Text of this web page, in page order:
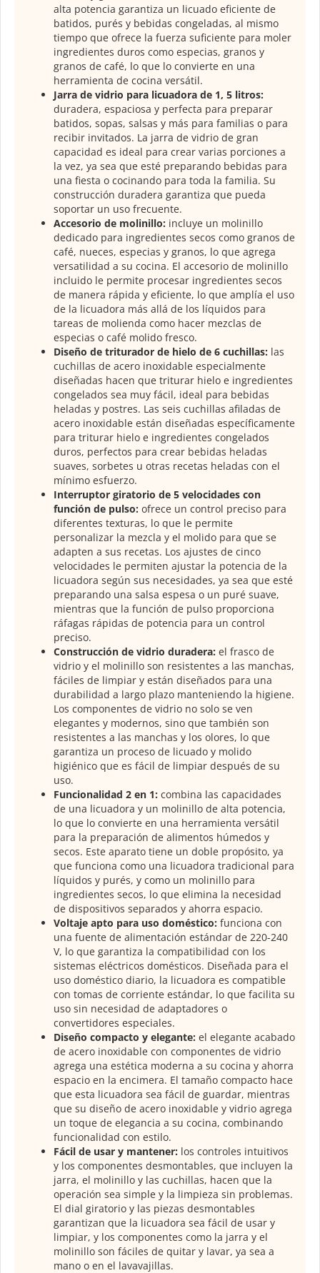
alta potencia garantiza un licuado eficiente de
batidos, purés y bebidas congeladas, al mismo
tiempo que ofrece la fuerza suficiente para moler
ingredientes duros como especias, granos y
granos de café, lo que lo convierte en una
herramienta de cocina versátil.
Jarra de vidrio para licuadora de 1, 5 litros:
duradera, espaciosa y perfecta para preparar
batidos, sopas, salsas y más para familias o para
recibir invitados. La jarra de vidrio de gran
capacidad es ideal para crear varias porciones a
la vez, ya sea que esté preparando bebidas para
una fiesta o cocinando para toda la familia. Su
construcción duradera garantiza que pueda
soportar un uso frecuente.
Accesorio de molinillo: incluye un molinillo
dedicado para ingredientes secos como granos de
café, nueces, especias y granos, lo que agrega
versatilidad a su cocina. El accesorio de molinillo
incluido le permite procesar ingredientes secos
de manera rápida y eficiente, lo que amplía el uso
de la licuadora más allá de los líquidos para
tareas de molienda como hacer mezclas de
especias o café molido fresco.
Diseño de triturador de hielo de 6 cuchillas: las
cuchillas de acero inoxidable especialmente
diseñadas hacen que triturar hielo e ingredientes
congelados sea muy fácil, ideal para bebidas
heladas y postres. Las seis cuchillas afiladas de
acero inoxidable están diseñadas específicamente
para triturar hielo e ingredientes congelados
duros, perfectos para crear bebidas heladas
suaves, sorbetes u otras recetas heladas con el
mínimo esfuerzo.
Interruptor giratorio de 5 velocidades con
función de pulso: ofrece un control preciso para
diferentes texturas, lo que le permite
personalizar la mezcla y el molido para que se
adapten a sus recetas. Los ajustes de cinco
velocidades le permiten ajustar la potencia de la
licuadora según sus necesidades, ya sea que esté
preparando una salsa espesa o un puré suave,
mientras que la función de pulso proporciona
ráfagas rápidas de potencia para un control
preciso.
Construcción de vidrio duradera: el frasco de
vidrio y el molinillo son resistentes a las manchas,
fáciles de limpiar y están diseñados para una
durabilidad a largo plazo manteniendo la higiene.
Los componentes de vidrio no solo se ven
elegantes y modernos, sino que también son
resistentes a las manchas y los olores, lo que
garantiza un proceso de licuado y molido
higiénico que es fácil de limpiar después de su
uso.
Funcionalidad 2 en 1: combina las capacidades
de una licuadora y un molinillo de alta potencia,
lo que lo convierte en una herramienta versátil
para la preparación de alimentos húmedos y
secos. Este aparato tiene un doble propósito, ya
que funciona como una licuadora tradicional para
líquidos y purés, y como un molinillo para
ingredientes secos, lo que elimina la necesidad
de dispositivos separados y ahorra espacio.
Voltaje apto para uso doméstico: funciona con
una fuente de alimentación estándar de 220-240
V, lo que garantiza la compatibilidad con los
sistemas eléctricos domésticos. Diseñada para el
uso doméstico diario, la licuadora es compatible
con tomas de corriente estándar, lo que facilita su
uso sin necesidad de adaptadores o
convertidores especiales.
Diseño compacto y elegante: el elegante acabado
de acero inoxidable con componentes de vidrio
agrega una estética moderna a su cocina y ahorra
espacio en la encimera. El tamaño compacto hace
que esta licuadora sea fácil de guardar, mientras
que su diseño de acero inoxidable y vidrio agrega
un toque de elegancia a su cocina, combinando
funcionalidad con estilo.
Fácil de usar y mantener: los controles intuitivos
y los componentes desmontables, que incluyen la
jarra, el molinillo y las cuchillas, hacen que la
operación sea simple y la limpieza sin problemas.
El dial giratorio y las piezas desmontables
garantizan que la licuadora sea fácil de usar y
limpiar, y los componentes como la jarra y el
molinillo son fáciles de quitar y lavar, ya sea a
mano o en el lavavajillas.